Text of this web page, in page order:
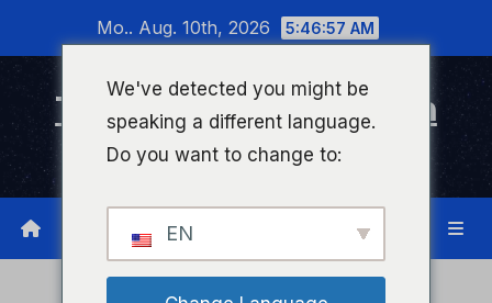
wechseln
Mo.. Aug. 10th, 2026 5:46:57 AM
Timeline Bad Kreuznach
Infonetzwerk für Bad Kreuznach
We've detected you might be
speaking a different language.
Do you want to change to:
EN